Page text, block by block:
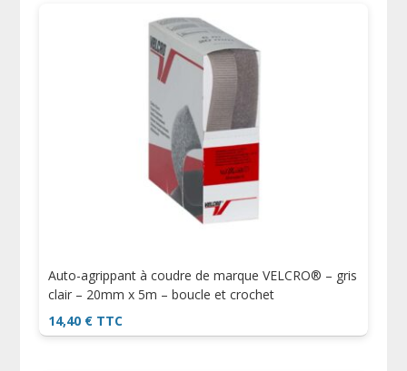
Auto-agrippant à coudre de marque VELCRO® – gris
clair – 20mm x 5m – boucle et crochet
14,40 € TTC